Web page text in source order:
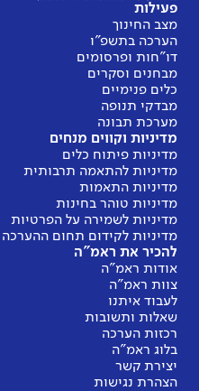
פעילות
מצב החינוך
הערכה בתשפ"ו
דו"חות ופרסומים
מבחנים וסקרים
כלים פנימיים
מבדקי תנופה
מערכת תבונה
מדיניות וקווים מנחים
מדיניות פיתוח כלים
מדיניות להתאמה תרבותית
מדיניות התאמות
מדיניות טוהר בחינות
מדיניות לשמירה על הפרטיות
מדיניות לקידום תחום ההערכה
להכיר את ראמ"ה
אודות ראמ"ה
צוות ראמ"ה
לעבוד איתנו
שאלות ותשובות
רכזות הערכה
בלוג ראמ"ה
יצירת קשר
הצהרת נגישות